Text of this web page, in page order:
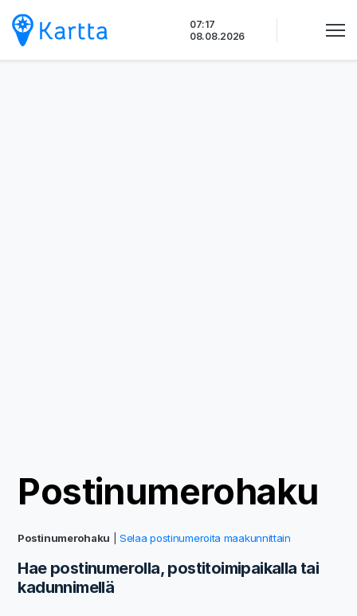
sisältöön
07:17
08.08.2026
Postinumerohaku
Postinumerohaku |Selaa postinumeroita maakunnittain
Hae postinumerolla, postitoimipaikalla tai
kadunnimellä